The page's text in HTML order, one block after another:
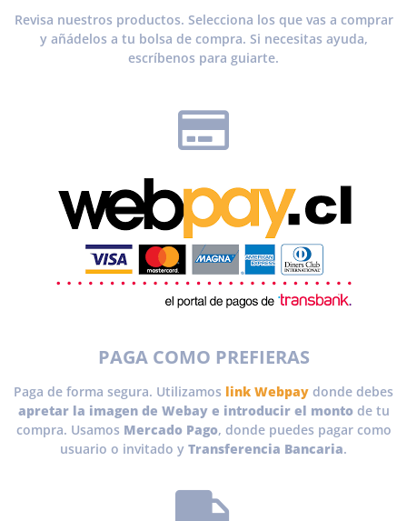
Revisa nuestros productos. Selecciona los que vas a comprar
y añádelos a tu bolsa de compra. Si necesitas ayuda,
escríbenos para guiarte.
PAGA COMO PREFIERAS
Paga de forma segura. Utilizamos link Webpay donde debes
apretar la imagen de Webay e introducir el montode tu
compra. Usamos Mercado Pago, donde puedes pagar como
usuario o invitado y Transferencia Bancaria.